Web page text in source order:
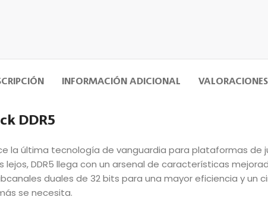
INFORMACIÓN ADICIONAL
DDR5
la última tecnología de vanguardia para plataformas
DDR5 llega con un arsenal de características
duales de 32 bits para una mayor eficiencia y un
se necesita.